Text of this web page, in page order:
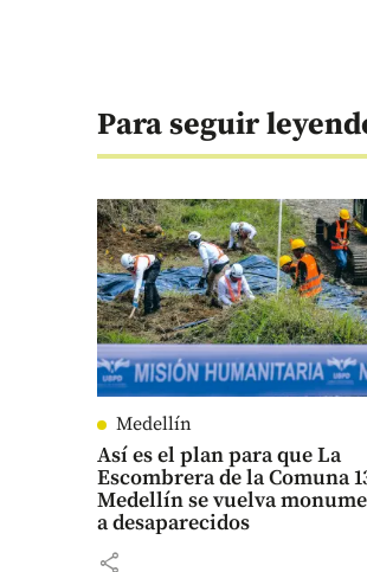
Para seguir
Medellín
Así es el plan para que La
Escombrera de la Comuna
Medellín se vuelva
a desaparecidos
share